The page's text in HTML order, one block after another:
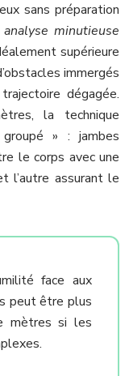
sans préparation
analyse minutieuse
supérieure
immergés
dégagée.
la technique
» : jambes
le corps avec une
l’autre assurant le
face aux
peut être plus
mètres si les